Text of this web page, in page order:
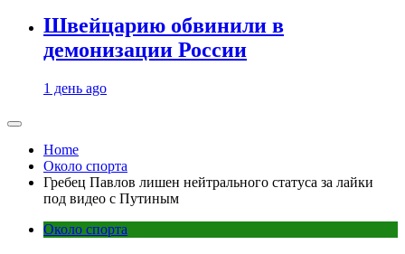
Швейцарию обвинили в
демонизации России
1 день ago
Home
Около спорта
Гребец Павлов лишен нейтрального статуса за лайки
под видео с Путиным
Около спорта